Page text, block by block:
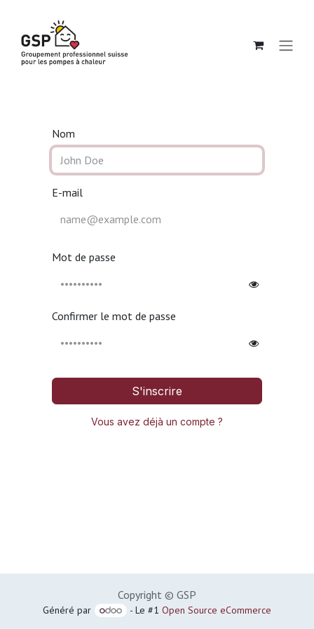
Nom
E-mail
Mot de passe
Confirmer le mot de passe
S'inscrire
Vous avez déjà un compte ?
Copyright © GSP
Généré par - Le #1Open Source eCommerce